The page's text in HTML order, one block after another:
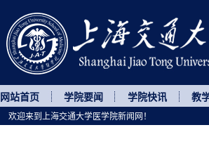
网站首页 学院要闻 学院快讯 教
欢迎来到上海交通大学医学院新闻网！